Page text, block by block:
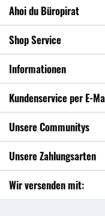
Ahoi du Büropirat
Shop Service
Informationen
Kundenservice per E-
Unsere Communitys
Unsere Zahlungsarten
Wir versenden mit: